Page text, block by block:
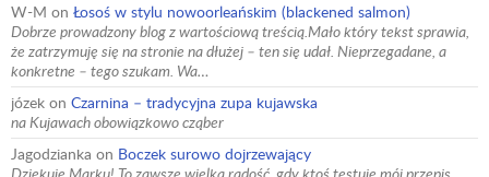
W-M on Łosoś w stylu nowoorleańskim (blackened salmon)
Dobrze prowadzony blog z wartościową treścią.Mało który tekst sprawia,
że zatrzymuję się na stronie na dłużej – ten się udał. Nieprzegadane, a
konkretne – tego szukam. Wa…
józek on Czarnina – tradycyjna zupa kujawska
na Kujawach obowiązkowo cząber
Jagodzianka on Boczek surowo dojrzewający